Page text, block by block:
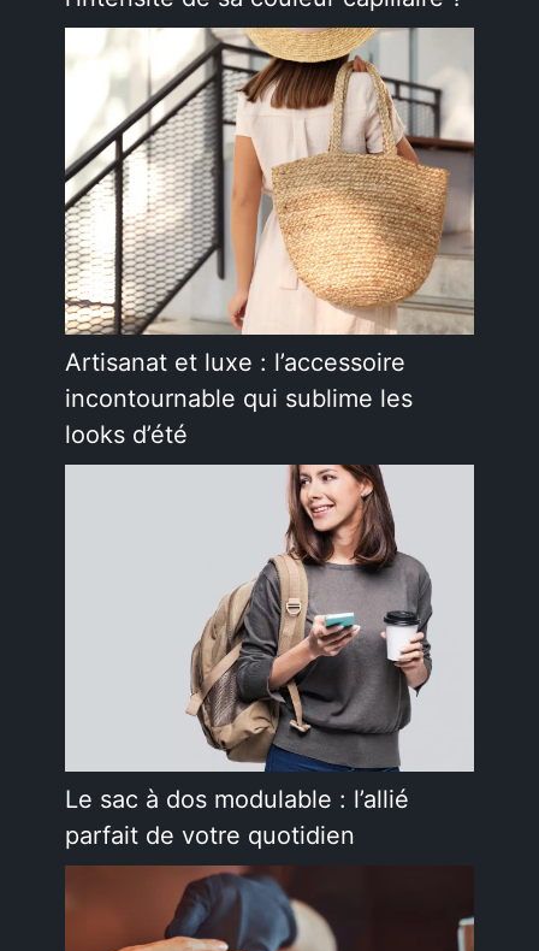
Artisanat et luxe : l’accessoire
incontournable qui sublime les
looks d’été
Le sac à dos modulable : l’allié
parfait de votre quotidien